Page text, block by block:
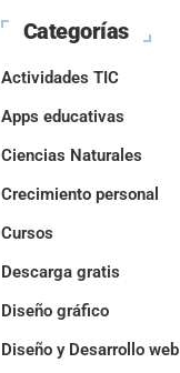
Categorías
Actividades TIC
Apps educativas
Ciencias Naturales
Crecimiento personal
Cursos
Descarga gratis
Diseño gráfico
Diseño y Desarrollo web